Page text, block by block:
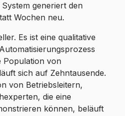
generiert den
Wochen neu.
Es ist eine qualitative
Population von
sich auf Zehntausende.
von Betriebsleitern,
die eine
können, beläuft